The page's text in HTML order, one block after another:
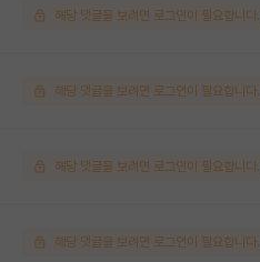
해당 댓글을 보려면 로그인이 필요합니다.
해당 댓글을 보려면 로그인이 필요합니다.
해당 댓글을 보려면 로그인이 필요합니다.
해당 댓글을 보려면 로그인이 필요합니다.